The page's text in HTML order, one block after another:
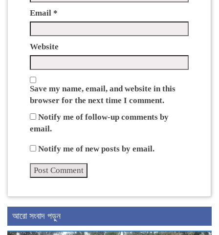
Email *
Website
Save my name, email, and website in this
browser for the next time I comment.
Notify me of follow-up comments by
email.
Notify me of new posts by email.
আরো সংবাদ পড়ুন